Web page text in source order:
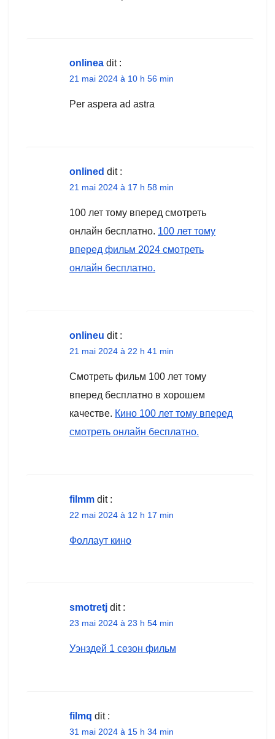
onlinea dit :
21 mai 2024 à 10 h 56 min
Per aspera ad astra
onlined dit :
21 mai 2024 à 17 h 58 min
100 лет тому вперед смотреть
онлайн бесплатно. 100 лет тому
вперед фильм 2024 смотреть
онлайн бесплатно.
onlineu dit :
21 mai 2024 à 22 h 41 min
Смотреть фильм 100 лет тому
вперед бесплатно в хорошем
качестве. Кино 100 лет тому вперед
смотреть онлайн бесплатно.
filmm dit :
22 mai 2024 à 12 h 17 min
Фоллаут кино
smotretj dit :
23 mai 2024 à 23 h 54 min
Уэнздей 1 сезон фильм
filmq dit :
31 mai 2024 à 15 h 34 min